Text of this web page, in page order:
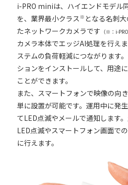
i-PRO miniは、ハイエンドモデル
を、業界最小クラス ※ となる名刺
たネットワークカメラです （※：i-
カメラ本体でエッジAI処理を行え
ステムの負荷軽減につながります
ションをインストールして、用途
ことができます。
また、スマートフォンで映像の向
単に設置が可能です。運用中に発
てLED点滅やメールで通知します
LED点滅やスマートフォン画面で
に行えます。